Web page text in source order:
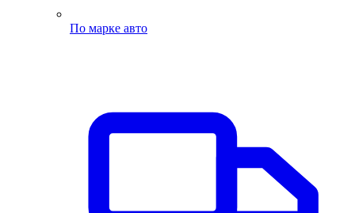
По марке авто